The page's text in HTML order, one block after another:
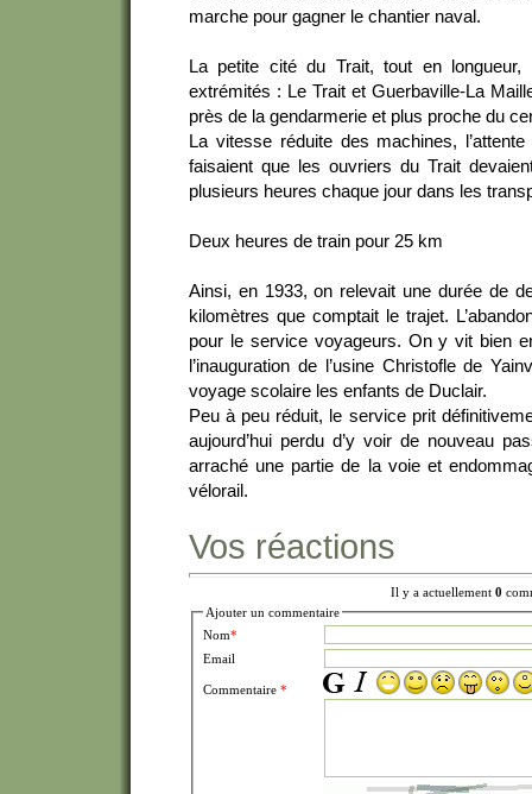
marche pour gagner le chantier naval.
La petite cité du Trait, tout en
extrémités : Le Trait et Guerbaville-La
près de la gendarmerie et plus proche du
La vitesse réduite des machines,
faisaient que les ouvriers du Trait
plusieurs heures chaque jour dans les
Deux heures de train pour 25 km
Ainsi, en 1933, on relevait une durée de
kilomètres que comptait le trajet.
pour le service voyageurs. On y vit bien
l’inauguration de l’usine Christofle de
voyage scolaire les enfants de Duclair.
Peu à peu réduit, le service prit
aujourd’hui perdu d’y voir de nouveau
arraché une partie de la voie et
vélorail.
Vos réactions
Il y a actuellement 0
Ajouter un commentaire
Nom*
Email
Commentaire*